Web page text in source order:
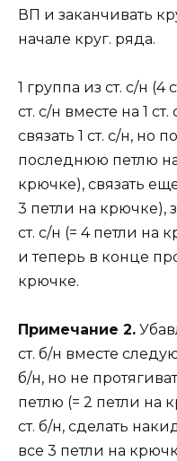
ВП и заканчивать
начале круг. ряда.
1 группа из ст. с/н (4
ст. с/н вместе на 1
связать 1 ст. с/н, но
последнюю петлю
крючке), связать
3 петли на крючке),
ст. с/н (= 4 петли на
и теперь в конце
крючке.
Примечание 2.
ст. б/н вместе
б/н, но не
петлю (= 2 петли на
ст. б/н, сделать
все 3 петли на